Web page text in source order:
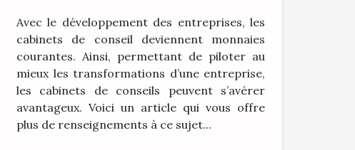
Avec le développement des entreprises, les
cabinets de conseil deviennent monnaies
courantes. Ainsi, permettant de piloter au
mieux les transformations d’une entreprise,
les cabinets de conseils peuvent s’avérer
avantageux. Voici un article qui vous offre
plus de renseignements à ce sujet...